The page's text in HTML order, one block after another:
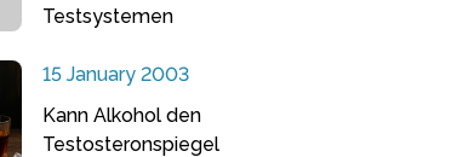
Testsystemen
15 January 2003
Kann Alkohol den
Testosteronspiegel